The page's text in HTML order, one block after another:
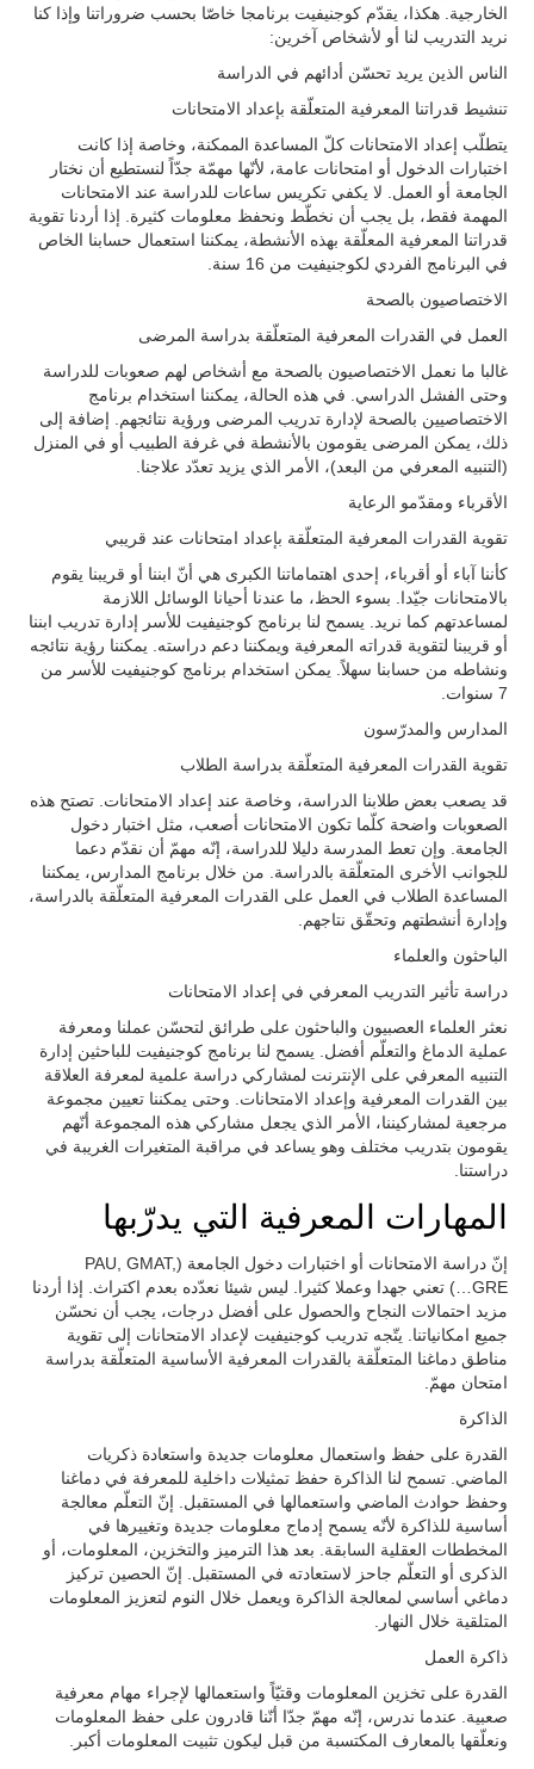
الخارجية. هكذا، يقدّم كوجنيفيت برنامجا خاصّا بحسب ضروراتنا وإذا كنا
نريد التدريب لنا أو لأشخاص آخرين:
الناس الذين يريد تحسّن أدائهم في الدراسة
تنشيط قدراتنا المعرفية المتعلّقة بإعداد الامتحانات
يتطلّب إعداد الامتحانات كلّ المساعدة الممكنة، وخاصة إذا كانت
اختبارات الدخول أو امتحانات عامة، لأنّها مهمّة جدّاً لنستطيع أن نختار
الجامعة أو العمل. لا يكفي تكريس ساعات للدراسة عند الامتحانات
المهمة فقط، بل يجب أن نخطّط ونحفظ معلومات كثيرة. إذا أردنا تقوية
قدراتنا المعرفية المعلّقة بهذه الأنشطة، يمكننا استعمال حسابنا الخاص
في البرنامج الفردي لكوجنيفيت من 16 سنة.
الاختصاصيون بالصحة
العمل في القدرات المعرفية المتعلّقة بدراسة المرضى
غالبا ما نعمل الاختصاصيون بالصحة مع أشخاص لهم صعوبات للدراسة
وحتى الفشل الدراسي. في هذه الحالة، يمكننا استخدام برنامج
الاختصاصيين بالصحة لإدارة تدريب المرضى ورؤية نتائجهم. إضافة إلى
ذلك، يمكن المرضى يقومون بالأنشطة في غرفة الطبيب أو في المنزل
(التنبيه المعرفي من البعد)، الأمر الذي يزيد تعدّد علاجنا.
الأقرباء ومقدّمو الرعاية
تقوية القدرات المعرفية المتعلّقة بإعداد امتحانات عند قريبي
كأننا آباء أو أقرباء، إحدى اهتماماتنا الكبرى هي أنّ ابننا أو قريبنا يقوم
بالامتحانات جيّدا. بسوء الحظ، ما عندنا أحيانا الوسائل اللازمة
لمساعدتهم كما نريد. يسمح لنا برنامج كوجنيفيت للأسر إدارة تدريب ابننا
أو قريبنا لتقوية قدراته المعرفية ويمكننا دعم دراسته. يمكننا رؤية نتائجه
ونشاطه من حسابنا سهلاً. يمكن استخدام برنامج كوجنيفيت للأسر من
7 سنوات.
المدارس والمدرّسون
تقوية القدرات المعرفية المتعلّقة بدراسة الطلاب
قد يصعب بعض طلابنا الدراسة، وخاصة عند إعداد الامتحانات. تصتح هذه
الصعوبات واضحة كلّما تكون الامتحانات أصعب، مثل اختبار دخول
الجامعة. وإن تعط المدرسة دليلا للدراسة، إنّه مهمّ أن نقدّم دعما
للجوانب الأخرى المتعلّقة بالدراسة. من خلال برنامج المدارس، يمكننا
المساعدة الطلاب في العمل على القدرات المعرفية المتعلّقة بالدراسة،
وإدارة أنشطتهم وتحقّق نتاجهم.
الباحثون والعلماء
دراسة تأثير التدريب المعرفي في إعداد الامتحانات
نعثر العلماء العصبيون والباحثون على طرائق لتحسّن عملنا ومعرفة
عملية الدماغ والتعلّم أفضل. يسمح لنا برنامج كوجنيفيت للباحثين إدارة
التنبيه المعرفي على الإنترنت لمشاركي دراسة علمية لمعرفة العلاقة
بين القدرات المعرفية وإعداد الامتحانات. وحتى يمكننا تعيين مجموعة
مرجعية لمشاركيننا، الأمر الذي يجعل مشاركي هذه المجموعة أنّهم
يقومون بتدريب مختلف وهو يساعد في مراقبة المتغيرات الغريبة في
دراستنا.
المهارات المعرفية التي يدرّبها
إنّ دراسة الامتحانات أو اختبارات دخول الجامعة (PAU, GMAT,
GRE…) تعني جهدا وعملا كثيرا. ليس شيئا نعدّده بعدم اكتراث. إذا أردنا
مزيد احتمالات النجاح والحصول على أفضل درجات، يجب أن نحسّن
جميع امكانياتنا. يتّجه تدريب كوجنيفيت لإعداد الامتحانات إلى تقوية
مناطق دماغنا المتعلّقة بالقدرات المعرفية الأساسية المتعلّقة بدراسة
امتحان مهمّ.
الذاكرة
القدرة على حفظ واستعمال معلومات جديدة واستعادة ذكريات
الماضي. تسمح لنا الذاكرة حفظ تمثيلات داخلية للمعرفة في دماغنا
وحفظ حوادث الماضي واستعمالها في المستقبل. إنّ التعلّم معالجة
أساسية للذاكرة لأنّه يسمح إدماج معلومات جديدة وتغييرها في
المخططات العقلية السابقة. بعد هذا الترميز والتخزين، المعلومات، أو
الذكرى أو التعلّم جاحز لاستعادته في المستقبل. إنّ الحصين تركيز
دماغي أساسي لمعالجة الذاكرة ويعمل خلال النوم لتعزيز المعلومات
المتلقية خلال النهار.
ذاكرة العمل
القدرة على تخزين المعلومات وقتيّاً واستعمالها لإجراء مهام معرفية
صعبية. عندما ندرس، إنّه مهمّ جدّا أنّنا قادرون على حفظ المعلومات
ونعلّقها بالمعارف المكتسبة من قبل ليكون تثبيت المعلومات أكبر.